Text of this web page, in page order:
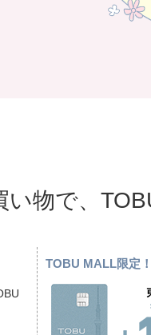
物で、
TOBU MALL限定